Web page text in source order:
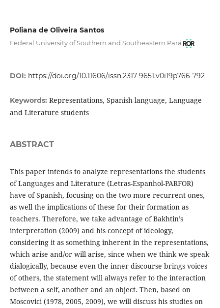
Poliana de Oliveira Santos
Federal University of Southern and Southeastern Pará
DOI: https://doi.org/10.11606/issn.2317-9651.v0i19p766-792
Keywords: Representations, Spanish language, Language
and Literature students
ABSTRACT
This paper intends to analyze representations the students
of Languages and Literature (Letras-Espanhol-PARFOR)
have of Spanish, focusing on the two more recurrent ones,
as well the implications of these for their formation as
teachers. Therefore, we take advantage of Bakhtin’s
interpretation (2009) and his concept of ideology,
considering it as something inherent in the representations,
which arise and/or will arise, since when we think we speak
dialogically, because even the inner discourse brings voices
of others, the statement will always refer to the interaction
between a self, another and an object. Then, based on
Moscovici (1978, 2005, 2009), we will discuss his studies on